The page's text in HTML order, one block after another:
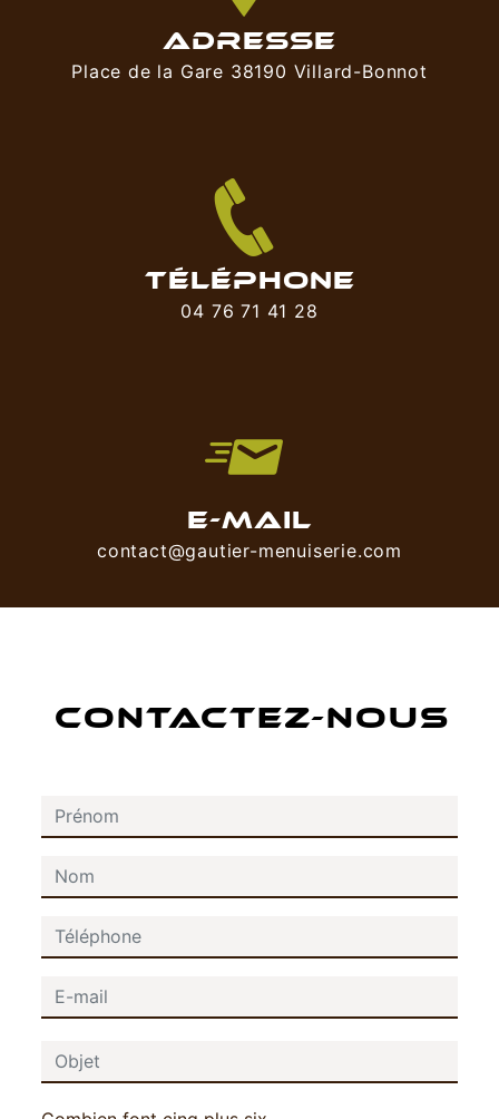
ADRESSE
Place de la Gare 38190 Villard-Bonnot
TÉLÉPHONE
04 76 71 41 28
E-MAIL
contact@gautier-menuiserie.com
CONTACTEZ-NOUS